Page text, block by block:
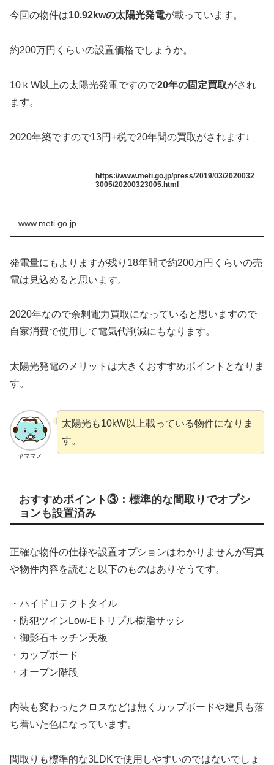
今回の物件は10.92kwの太陽光発電が載っています。
約200万円くらいの設置価格でしょうか。
10ｋW以上の太陽光発電ですので20年の固定買取がされ
ます。
2020年築ですので13円+税で20年間の買取がされます↓
https://www.meti.go.jp/press/2019/03/2020032
3005/20200323005.html
www.meti.go.jp
発電量にもよりますが残り18年間で約200万円くらいの売
電は見込めると思います。
2020年なので余剰電力買取になっていると思いますので
自家消費で使用して電気代削減にもなります。
太陽光発電のメリットは大きくおすすめポイントとなりま
す。
ヤママメ
太陽光も10kW以上載っている物件になりま
す。
おすすめポイント③：標準的な間取りでオプシ
ョンも設置済み
正確な物件の仕様や設置オプションはわかりませんが写真
や物件内容を読むと以下のものはありそうです。
・ハイドロテクトタイル
・防犯ツインLow-Eトリプル樹脂サッシ
・御影石キッチン天板
・カップボード
・オープン階段
内装も変わったクロスなどは無くカップボードや建具も落
ち着いた色になっています。
間取りも標準的な3LDKで使用しやすいのではないでしょ